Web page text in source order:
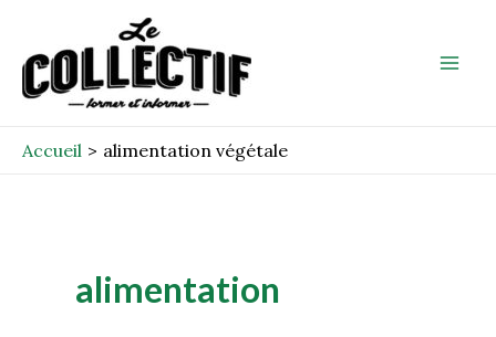
contenu
Accueil alimentation végétale
alimentation